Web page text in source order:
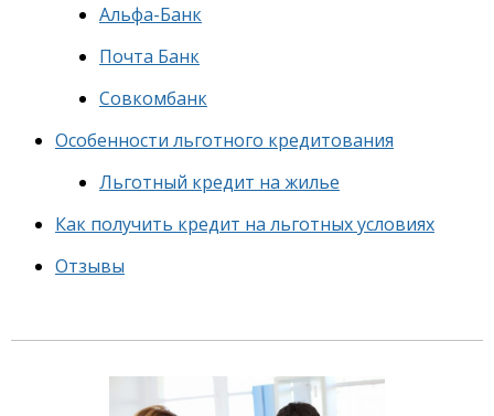
Альфа-Банк
Почта Банк
Совкомбанк
Особенности льготного кредитования
Льготный кредит на жилье
Как получить кредит на льготных условиях
Отзывы